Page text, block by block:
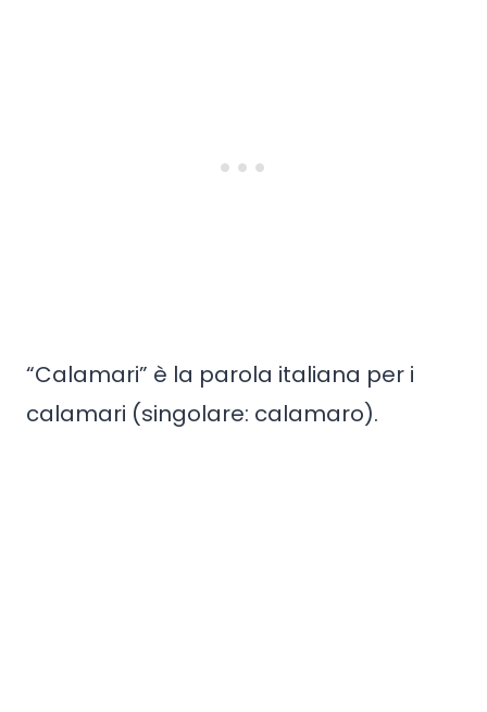
“Calamari” è la parola italiana per i
calamari (singolare: calamaro).